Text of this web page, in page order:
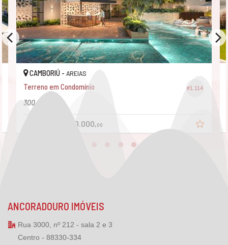
#1.114
CAMBORIÚ -AREIAS
Terreno em Condomínio
300,
R$ 570.000,00
ANCORADOURO IMÓVEIS
Rua 3000, nº 212 - sala 2 e 3
Centro - 88330-334